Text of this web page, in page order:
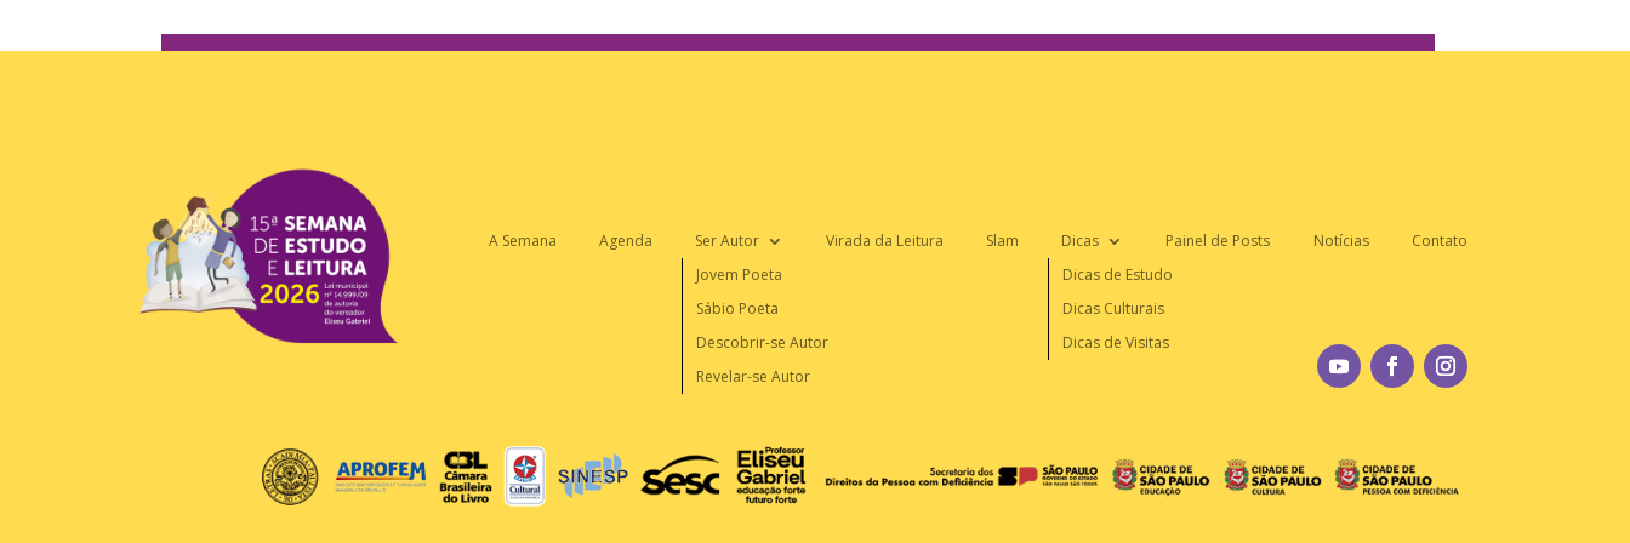
A Semana Agenda
Ser Autor
Jovem Poeta
Sábio Poeta
Descobrir-se Autor
Revelar-se Autor
Virada da Leitura Slam
Dicas
Dicas de Estudo
Dicas Culturais
Dicas de Visitas
Painel de Posts Notícias Contato